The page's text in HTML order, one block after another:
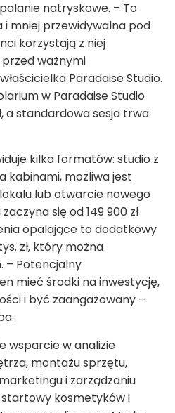
natryskowe. – To
i mniej przewidywalna pod
korzystają z niej
ważnymi
Paradaise Studio.
w Paradaise Studio
a standardowa sesja trwa
kilka formatów: studio z
kabinami, możliwa jest
lub otwarcie nowego
się od 149 900 zł
opalające to dodatkowy
zł, który można
– Potencjalny
mieć środki na inwestycję,
i być zaangażowany –
wsparcie w analizie
montażu sprzętu,
i zarządzaniu
kosmetyków i